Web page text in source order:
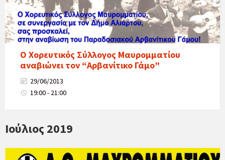
O Χορευτικός Σύλλογος Μαυρομματίου
αναβιώνει τον “Αρβανίτικο Γάμο”
29/06/2013
19:00 - 21:00
Ιούλιος 2019